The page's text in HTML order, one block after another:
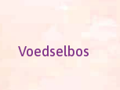
Voedselbos